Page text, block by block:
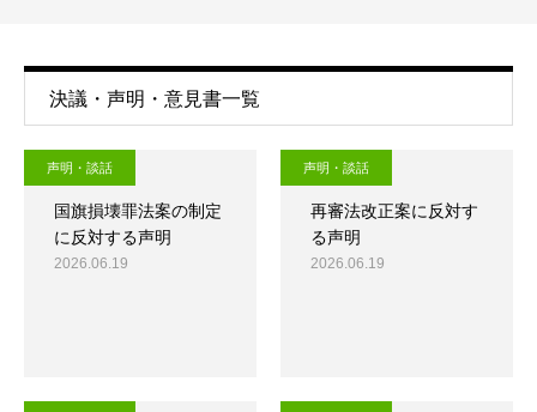
決議・声明・意見書一覧
声明・談話
国旗損壊罪法案の制定
に反対する声明
2026.06.19
声明・談話
再審法改正案に反対す
る声明
2026.06.19